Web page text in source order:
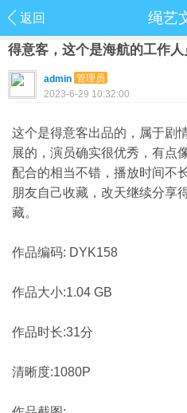
返回 绳艺
得意客，这个是海航的工作人
admin 管理员
2023-6-29 10:32:00
这个是得意客出品的，属于剧
展的，演员确实很优秀，有点
配合的相当不错，播放时间不
朋友自己收藏，改天继续分享
藏。
作品编码: DYK158
作品大小:1.04 GB
作品时长:31分
清晰度:1080P